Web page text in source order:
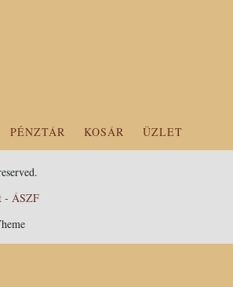
PÉNZTÁR KOSÁR ÜZLET
- ÁSZF